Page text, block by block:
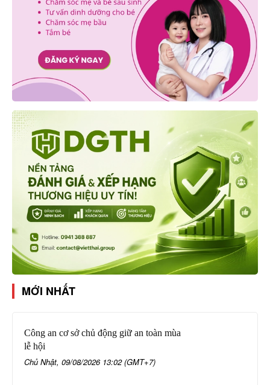
MỚI NHẤT
Công an cơ sở chủ động giữ an toàn mùa
lễ hội
Chủ Nhật, 09/08/2026 13:02 (GMT+7)